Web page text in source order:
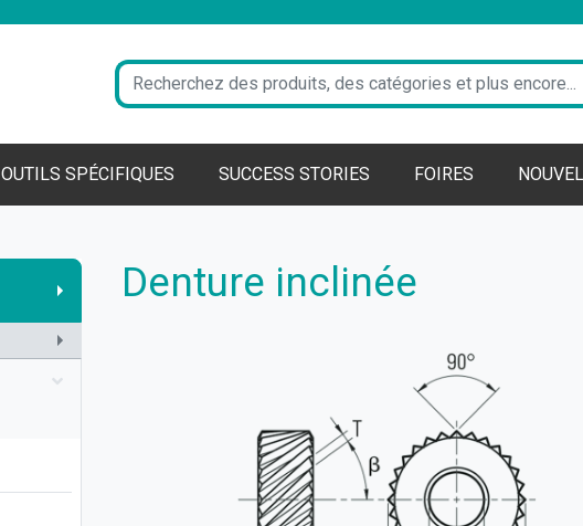
OUTILS SPÉCIFIQUES SUCCESS STORIES FOIRES
Denture inclinée